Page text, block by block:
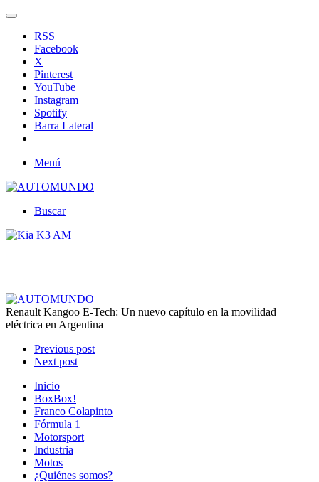
RSS
Facebook
X
Pinterest
YouTube
Instagram
Spotify
Barra Lateral
Menú
Buscar
Renault Kangoo E-Tech: Un nuevo capítulo en la movilidad
eléctrica en Argentina
Previous post
Next post
Inicio
BoxBox!
Franco Colapinto
Fórmula 1
Motorsport
Industria
Motos
¿Quiénes somos?